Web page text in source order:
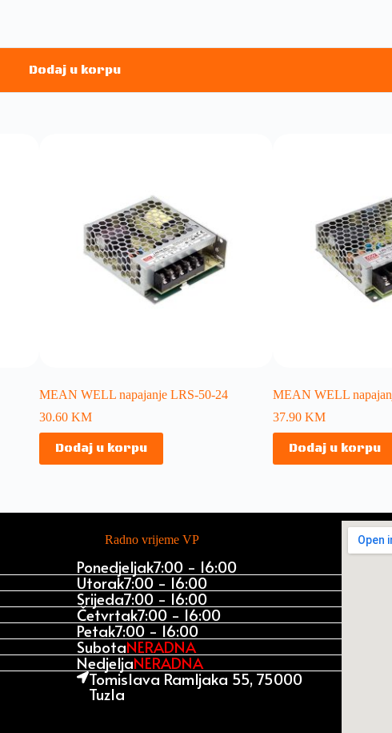
Dodaj u korpu
MEAN WELL napajanje LRS-50-24
30.60 KM
Dodaj u korpu
MEAN WELL
37.90KM
Dodaj u korpu
Radno vrijeme VP
Ponedjeljak7:00 - 16:00
Utorak7:00 - 16:00
Srijeda7:00 - 16:00
Četvrtak7:00 - 16:00
Petak7:00 - 16:00
SubotaNERADNA
NedjeljaNERADNA
Tomislava Ramljaka 55, 75000
Tuzla